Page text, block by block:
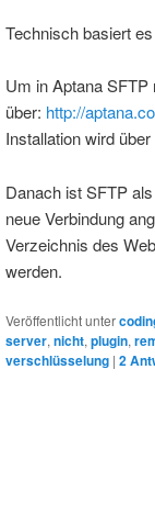
Technisch basiert
Um in Aptana
über: http://
Installation wird
Danach ist SFTP
neue Verbindung
Verzeichnis des
werden.
Veröffentlicht unter
server, nicht, plugin,
verschlüsselung | 2